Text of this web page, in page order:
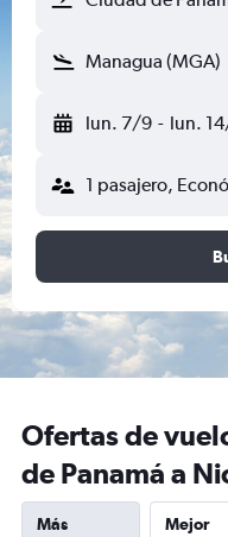
Managua (MGA)
lun. 7/9 - lun.
1 pasajero,
Ofertas de
de Panamá a
Más
Mejor